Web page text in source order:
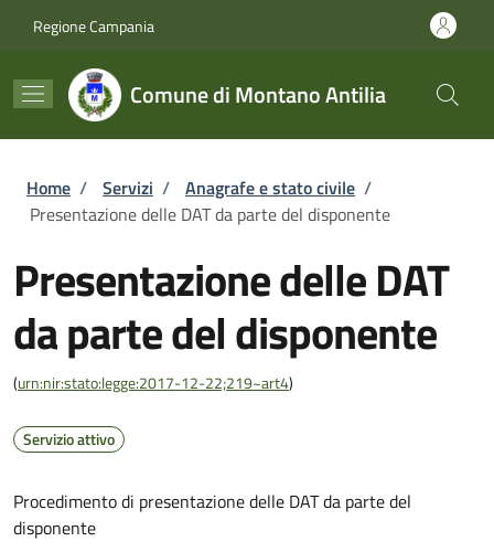
Regione Campania
Comune di Montano Antilia
Briciole di pane
Home / Servizi / Anagrafe e stato civile /
Presentazione delle DAT da parte del disponente
Presentazione delle DAT
da parte del disponente
(urn:nir:stato:legge:2017-12-22;219~art4)
Servizio attivo
Procedimento di presentazione delle DAT da parte del
disponente